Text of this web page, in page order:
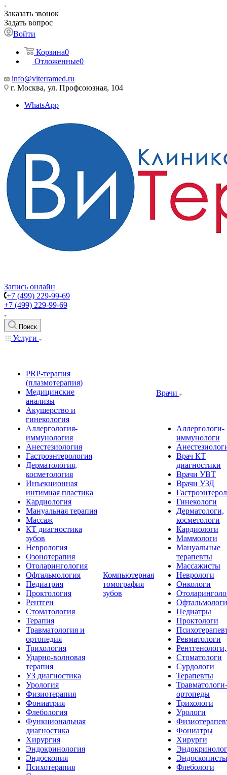
Заказать звонок
Задать вопрос
Войти
Корзина0
Отложенные0
info@viterramed.ru
г. Москва, ул. Профсоюзная, 104
WhatsApp
Запись онлайн
+7 (499) 229-99-69
+7 (499) 229-99-69
Поиск
Услуги
PRP-терапия
(плазмотерапия)
Медицинские
анализы
Акушерство и
гинекология
Аллергология-
иммунология
Анестезиология
Гастроэнтерология
Дерматология,
косметология
Инъекционная
интимная пластика
Кардиология
Мануальная терапия
Массаж
КТ диагностика
зубов
Неврология
Озонотерапия
Отоларингология
Офтальмология
Педиатрия
Проктология
Рентген
Стоматология
Терапия
Травматология и
ортопедия
Трихология
Ударно-волновая
терапия
УЗ диагностика
Урология
Физиотерапия
Фониатрия
Флебология
Функциональная
диагностика
Хирургия
Эндокринология
Эндоскопия
Психотерапия
Компьютерная
томография
зубов
Врачи
Аллергологи-
иммунологи
Врач КТ
диагностики
Врачи УВТ
Врачи УЗД
Гинекологи
Дерматологи,
косметологи
Кардиологи
Маммологи
Мануальные
терапевты
Массажисты
Неврологи
Онкологи
Офтальмологи
Педиатры
Проктологи
Ревматологи
Стоматологи
Сурдологи
Терапевты
Травматологи-
ортопеды
Трихологи
Урологи
Фониатры
Хирурги
Эндоскописты
Флебологи